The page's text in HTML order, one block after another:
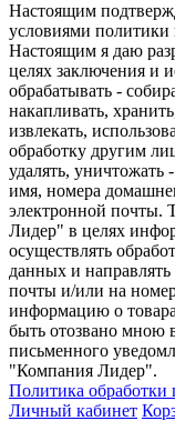
Настоящим
условиями политики
Настоящим я даю
целях заключения и
обрабатывать -
накапливать,
извлекать,
обработку другим
удалять,
имя, номера
электронной
Лидер" в целях
осуществлять
данных и
почты и/или на
информацию о
быть отозвано мною
письменного
"Компания Лидер".
Политика
Личный кабинет